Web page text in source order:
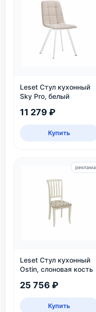
Leset Стул кухонный
Sky Pro, белый
11 279 ₽
Купить
Leset Стул кухонный
Ostin, слоновая кость
25 756 ₽
Купить
реклама